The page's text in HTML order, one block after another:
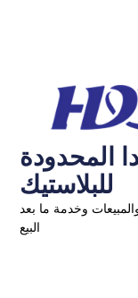
المحدودة
للبلاستيك
وخدمة ما بعد
البيع